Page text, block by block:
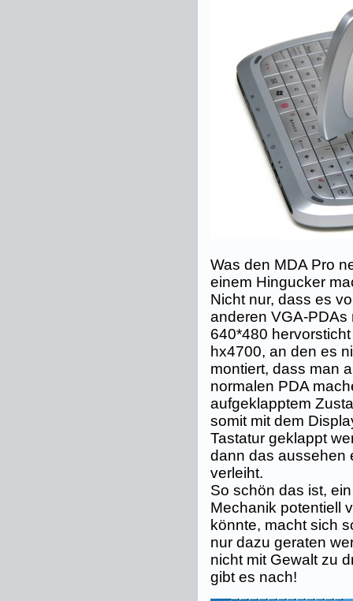
Was den MDA Pro
einem Hingucker
Nicht nur, dass es
anderen VGA-PDAs
640*480
hx4700, an den es
montiert, dass man
normalen PDA
aufgeklapptem
somit mit dem
Tastatur geklappt
dann das aussehen
verleiht.
So schön das ist,
Mechanik potentiell
könnte, macht sich
nur dazu geraten
nicht mit Gewalt zu
gibt es nach!